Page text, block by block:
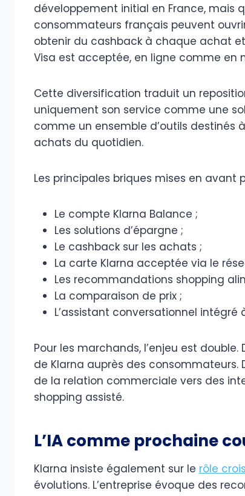
développement initial en France, mais
consommateurs français peuvent
obtenir du cashback à chaque achat
Visa est acceptée, en ligne comme en
Cette diversification traduit un
uniquement son service comme une
comme un ensemble d’outils
achats du quotidien.
Les principales briques mises en avant
Le compte Klarna Balance ;
Les solutions d’épargne ;
Le cashback sur les achats ;
La carte Klarna acceptée via le
Les recommandations shopping
La comparaison de prix ;
L’assistant conversationnel intégré
Pour les marchands, l’enjeu est
de Klarna auprès des consommateurs.
de la relation commerciale vers des
shopping assisté.
L’IA comme prochaine
Klarna insiste également sur le rôle
évolutions. L’entreprise évoque des